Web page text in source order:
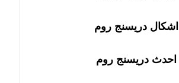
اشكال دريسنج روم
احدث دريسنج روم